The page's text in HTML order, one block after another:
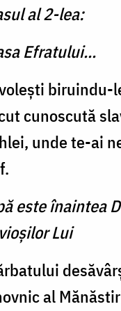
al 2-lea:
Efratului...
biruindu-
cunoscută
unde te-ai
este înaintea
Lui
al